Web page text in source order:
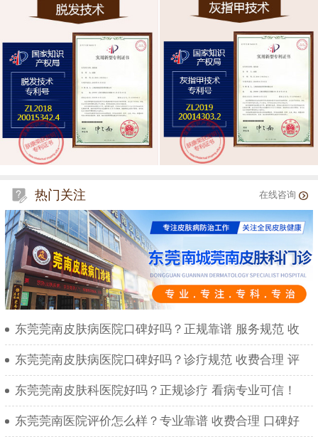
热门关注 在线咨询
东莞莞南皮肤病医院口碑好吗？正规靠谱 服务规范 收
东莞莞南皮肤病医院口碑好吗？诊疗规范 收费合理 评
东莞莞南皮肤科医院好吗？正规诊疗 看病专业可信！
东莞莞南医院评价怎么样？专业靠谱 收费合理 口碑好